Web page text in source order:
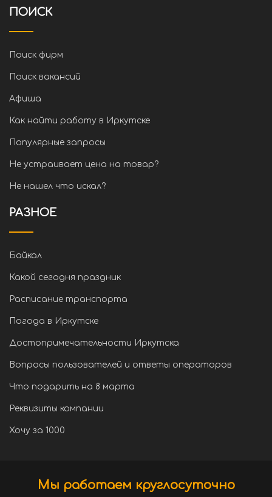
ПОИСК
Поиск фирм
Поиск вакансий
Афиша
Как найти работу в Иркутске
Популярные запросы
Не устраивает цена на товар?
Не нашел что искал?
РАЗНОЕ
Байкал
Какой сегодня праздник
Расписание транспорта
Погода в Иркутске
Достопримечательности Иркутска
Вопросы пользователей и ответы операторов
Что подарить на 8 марта
Реквизиты компании
Хочу за 1000
Мы работаем круглосуточно